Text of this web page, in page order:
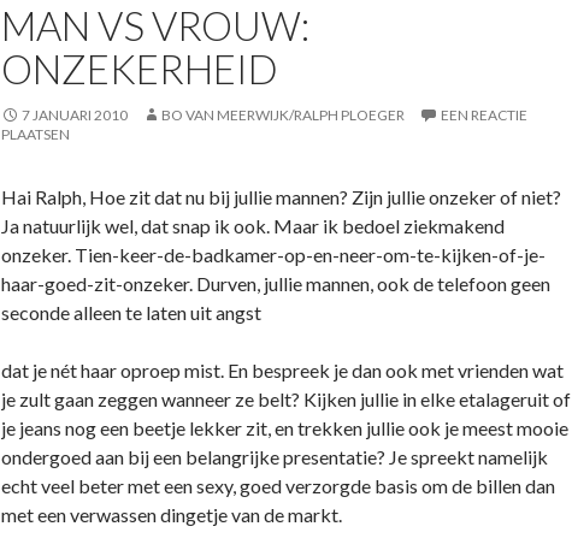
MAN VS VROUW:
ONZEKERHEID
7 JANUARI 2010 BO VAN MEERWIJK/RALPH PLOEGER
EEN REACTIE
PLAATSEN
Hai Ralph, Hoe zit dat nu bij jullie mannen? Zijn jullie onzeker of niet?
Ja natuurlijk wel, dat snap ik ook. Maar ik bedoel ziekmakend
onzeker. Tien-keer-de-badkamer-op-en-neer-om-te-kijken-of-je-
haar-goed-zit-onzeker. Durven, jullie mannen, ook de telefoon geen
seconde alleen te laten uit angst
dat je nét haar oproep mist. En bespreek je dan ook met vrienden wat
je zult gaan zeggen wanneer ze belt? Kijken jullie in elke etalageruit of
je jeans nog een beetje lekker zit, en trekken jullie ook je meest mooie
ondergoed aan bij een belangrijke presentatie? Je spreekt namelijk
echt veel beter met een sexy, goed verzorgde basis om de billen dan
met een verwassen dingetje van de markt.